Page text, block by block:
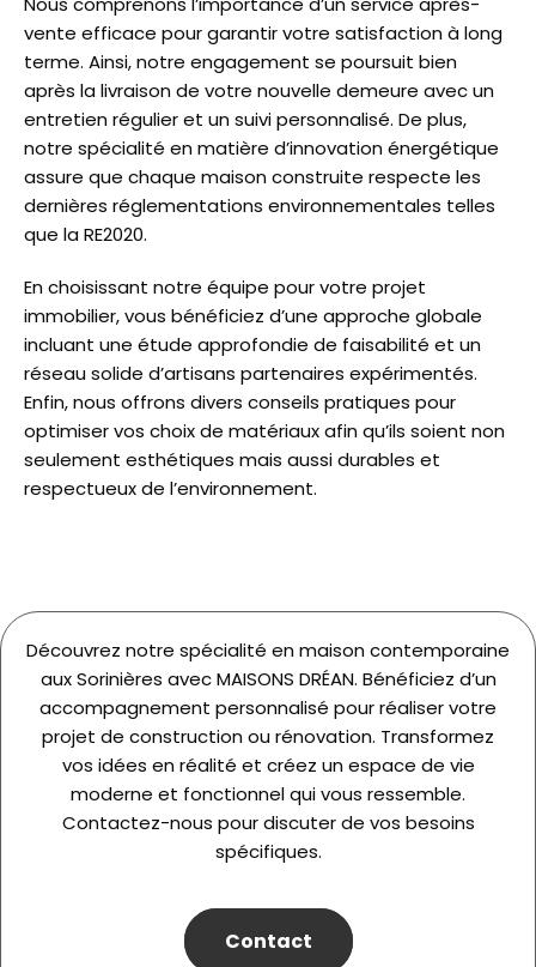
vente efficace pour garantir votre satisfaction à long
terme. Ainsi, notre engagement se poursuit bien
après la livraison de votre nouvelle demeure avec un
entretien régulier et un suivi personnalisé. De plus,
notre spécialité en matière d’innovation énergétique
assure que chaque maison construite respecte les
dernières réglementations environnementales telles
que la RE2020.
En choisissant notre équipe pour votre projet
immobilier, vous bénéficiez d’une approche globale
incluant une étude approfondie de faisabilité et un
réseau solide d’artisans partenaires expérimentés.
Enfin, nous offrons divers conseils pratiques pour
optimiser vos choix de matériaux afin qu’ils soient non
seulement esthétiques mais aussi durables et
respectueux de l’environnement.
Découvrez notre spécialité en maison contemporaine
aux Sorinières avec MAISONS DRÉAN. Bénéficiez d’un
accompagnement personnalisé pour réaliser votre
projet de construction ou rénovation. Transformez
vos idées en réalité et créez un espace de vie
moderne et fonctionnel qui vous ressemble.
Contactez-nous pour discuter de vos besoins
spécifiques.
Contact